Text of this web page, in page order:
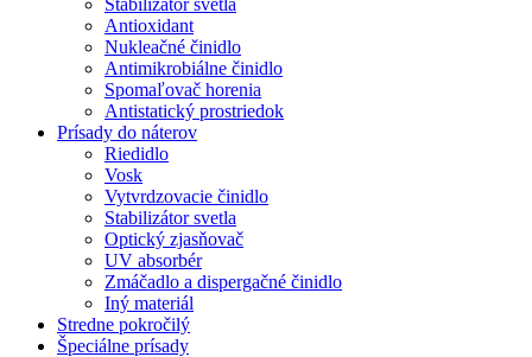
Antioxidant
Nukleačné činidlo
Antimikrobiálne činidlo
Spomaľovač horenia
Antistatický prostriedok
Prísady do náterov
Riedidlo
Vosk
Vytvrdzovacie činidlo
Stabilizátor svetla
Optický zjasňovač
UV absorbér
Zmáčadlo a dispergačné činidlo
Iný materiál
Stredne pokročilý
Špeciálne prísady